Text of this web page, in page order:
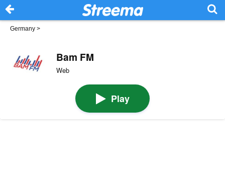
Germany >
Bam FM
Web
Play